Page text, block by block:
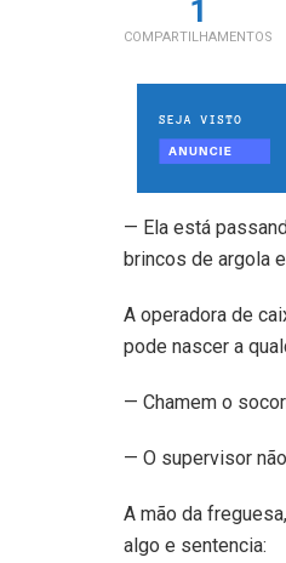
1
COMPARTILHAMENTOS
— Ela está
brincos de argola
A operadora de
pode nascer a
— Chamem o
— O supervisor
A mão da
algo e sentencia: